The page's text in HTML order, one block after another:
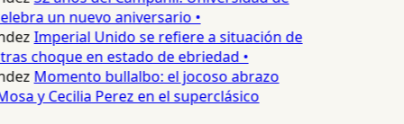
un nuevo aniversario •
Imperial Unido se refiere a situación de
choque en estado de ebriedad •
Momento bullalbo: el jocoso abrazo
y Cecilia Perez en el superclásico